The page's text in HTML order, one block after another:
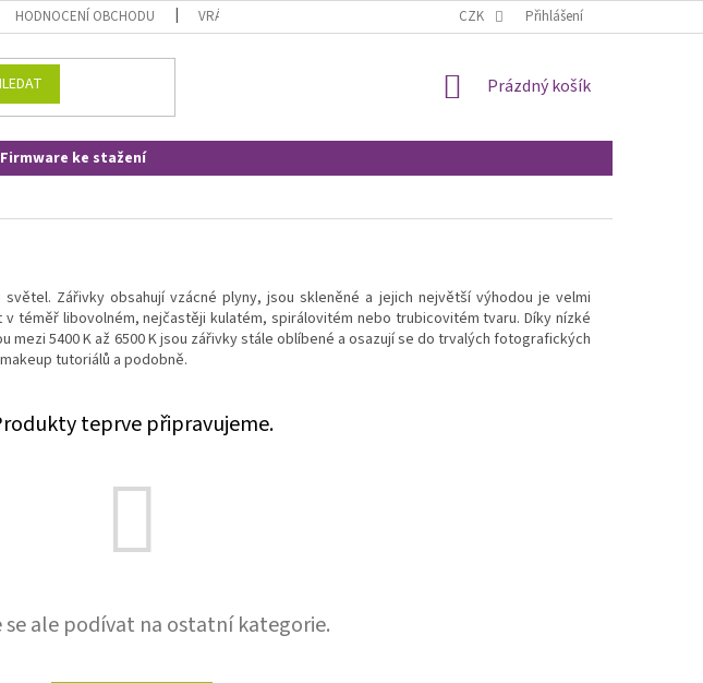
HODNOCENÍ OBCHODU VRÁCENÍ A REKLAMACE OBCHODNÍ PODMÍNKY MOJE OBJEDNÁVKA
CZK Přihlášení
NÁKUPNÍ
Prázdný košík
Firmware ke stažení
Zářivky obsahují vzácné plyny, jsou skleněné a jejich největší výhodou je velmi
téměř libovolném, nejčastěji kulatém, spirálovitém nebo trubicovitém tvaru. Díky nízké
mezi 5400 K až 6500 K jsou zářivky stále oblíbené a osazují se do trvalých fotografických
tutoriálů a podobně.
teprve připravujeme.
se ale podívat na ostatní kategorie.